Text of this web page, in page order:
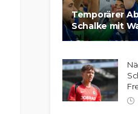
Temporärer
Schalke mit